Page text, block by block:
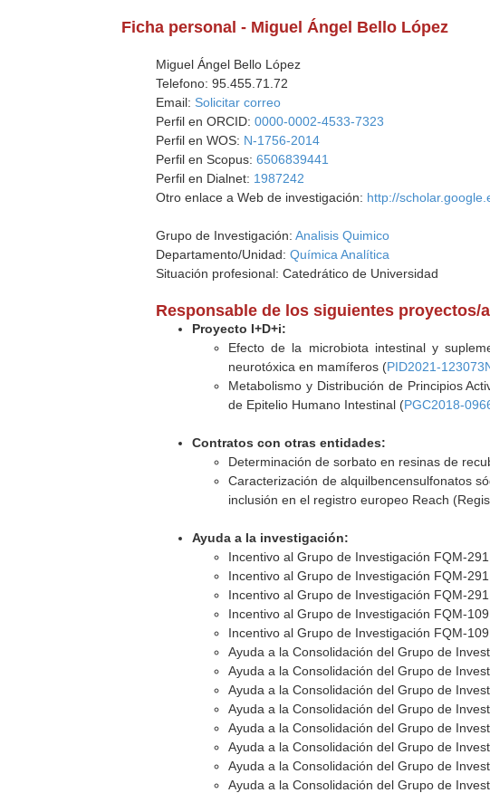
Ficha personal - Miguel Ángel Bello López
Miguel Ángel Bello López
Telefono: 95.455.71.72
Email: Solicitar correo
Perfil en ORCID:0000-0002-4533-7323
Perfil en WOS: N-1756-2014
Perfil en Scopus:6506839441
Perfil en Dialnet: 1987242
Otro enlace a Web de investigación: http://
Grupo de Investigación:Analisis Quimico
Departamento/Unidad:Química Analítica
Situación profesional: Catedrático de Universidad
Responsable de los siguientes proyectos/
Proyecto I+D+i:
Efecto de la microbiota intestinal y
neurotóxica en mamíferos (PID2021-
Metabolismo y Distribución de Principios
de Epitelio Humano Intestinal (PGC2018-
Contratos con otras entidades:
Determinación de sorbato en resinas de
Caracterización de alquilbencensulfonatos
inclusión en el registro europeo Reach
Ayuda a la investigación:
Incentivo al Grupo de Investigación FQM-
Incentivo al Grupo de Investigación FQM-
Incentivo al Grupo de Investigación FQM-
Incentivo al Grupo de Investigación FQM-
Incentivo al Grupo de Investigación FQM-
Ayuda a la Consolidación del Grupo de
Ayuda a la Consolidación del Grupo de
Ayuda a la Consolidación del Grupo de
Ayuda a la Consolidación del Grupo de
Ayuda a la Consolidación del Grupo de
Ayuda a la Consolidación del Grupo de
Ayuda a la Consolidación del Grupo de
Ayuda a la Consolidación del Grupo de